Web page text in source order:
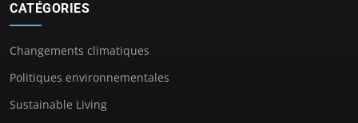
CATÉGORIES
Changements climatiques
Politiques environnementales
Sustainable Living